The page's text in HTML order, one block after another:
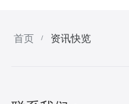
首页 / 资讯快览